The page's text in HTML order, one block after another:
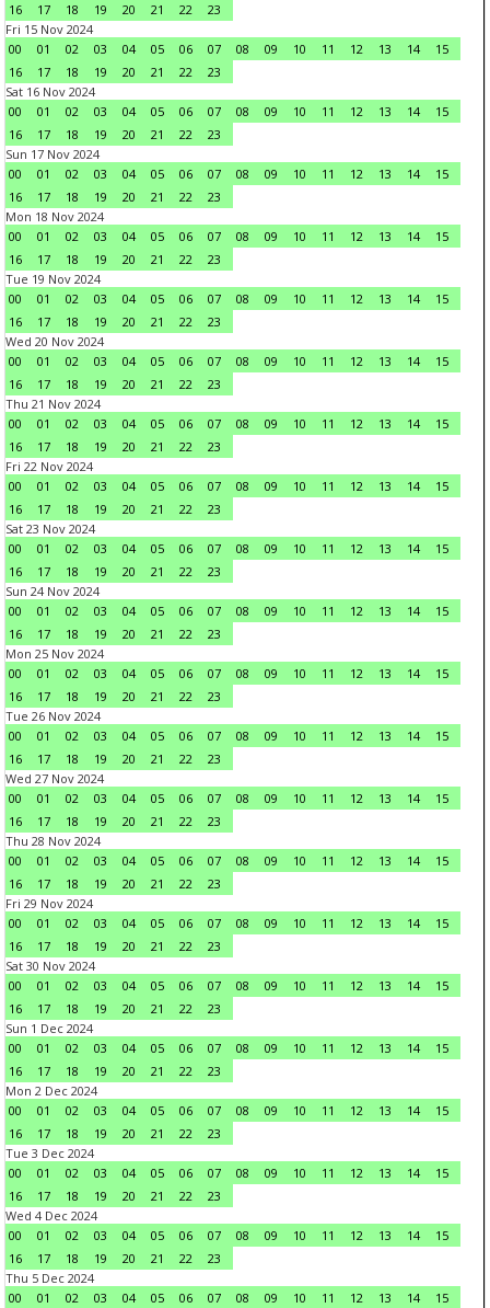
16
17 18 19 20 21 22
23
Fri 15 Nov 2024
00
01 02 03 04 05 06 07 08 09 10 11 12 13 14
15
16
17 18 19 20 21 22
23
Sat 16 Nov 2024
00
01 02 03 04 05 06 07 08 09 10 11 12 13 14
15
16
17 18 19 20 21 22
23
Sun 17 Nov 2024
00
01 02 03 04 05 06 07 08 09 10 11 12 13 14
15
16
17 18 19 20 21 22
23
Mon 18 Nov 2024
00
01 02 03 04 05 06 07 08 09 10 11 12 13 14
15
16
17 18 19 20 21 22
23
Tue 19 Nov 2024
00
01 02 03 04 05 06 07 08 09 10 11 12 13 14
15
16
17 18 19 20 21 22
23
Wed 20 Nov 2024
00
01 02 03 04 05 06 07 08 09 10 11 12 13 14
15
16
17 18 19 20 21 22
23
Thu 21 Nov 2024
00
01 02 03 04 05 06 07 08 09 10 11 12 13 14
15
16
17 18 19 20 21 22
23
Fri 22 Nov 2024
00
01 02 03 04 05 06 07 08 09 10 11 12 13 14
15
16
17 18 19 20 21 22
23
Sat 23 Nov 2024
00
01 02 03 04 05 06 07 08 09 10 11 12 13 14
15
16
17 18 19 20 21 22
23
Sun 24 Nov 2024
00
01 02 03 04 05 06 07 08 09 10 11 12 13 14
15
16
17 18 19 20 21 22
23
Mon 25 Nov 2024
00
01 02 03 04 05 06 07 08 09 10 11 12 13 14
15
16
17 18 19 20 21 22
23
Tue 26 Nov 2024
00
01 02 03 04 05 06 07 08 09 10 11 12 13 14
15
16
17 18 19 20 21 22
23
Wed 27 Nov 2024
00
01 02 03 04 05 06 07 08 09 10 11 12 13 14
15
16
17 18 19 20 21 22
23
Thu 28 Nov 2024
00
01 02 03 04 05 06 07 08 09 10 11 12 13 14
15
16
17 18 19 20 21 22
23
Fri 29 Nov 2024
00
01 02 03 04 05 06 07 08 09 10 11 12 13 14
15
16
17 18 19 20 21 22
23
Sat 30 Nov 2024
00
01 02 03 04 05 06 07 08 09 10 11 12 13 14
15
16
17 18 19 20 21 22
23
Sun 1 Dec 2024
00
01 02 03 04 05 06 07 08 09 10 11 12 13 14
15
16
17 18 19 20 21 22
23
Mon 2 Dec 2024
00
01 02 03 04 05 06 07 08 09 10 11 12 13 14
15
16
17 18 19 20 21 22
23
Tue 3 Dec 2024
00
01 02 03 04 05 06 07 08 09 10 11 12 13 14
15
16
17 18 19 20 21 22
23
Wed 4 Dec 2024
00
01 02 03 04 05 06 07 08 09 10 11 12 13 14
15
16
17 18 19 20 21 22
23
Thu 5 Dec 2024
00
01 02 03 04 05 06 07 08 09 10 11 12 13 14
15